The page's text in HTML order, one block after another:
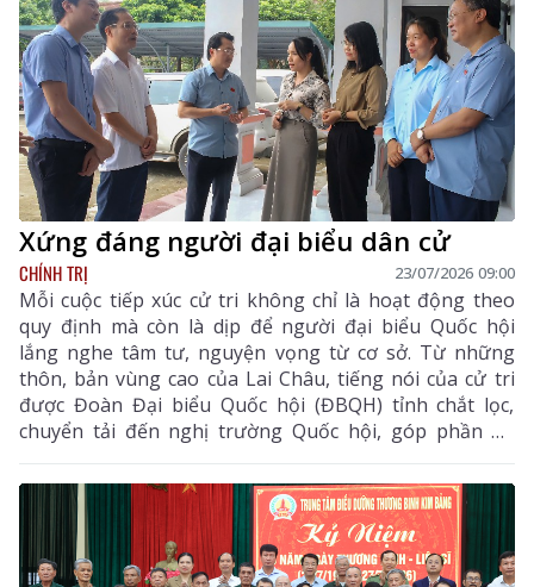
Xứng đáng người đại biểu dân cử
CHÍNH TRỊ 23/07/2026 09:00
Mỗi cuộc tiếp xúc cử tri không chỉ là hoạt động theo
quy định mà còn là dịp để người đại biểu Quốc hội
lắng nghe tâm tư, nguyện vọng từ cơ sở. Từ những
thôn, bản vùng cao của Lai Châu, tiếng nói của cử tri
được Đoàn Đại biểu Quốc hội (ĐBQH) tỉnh chắt lọc,
chuyển tải đến nghị trường Quốc hội, góp phần để
những quyết sách ngày càng sát thực tiễn, đáp ứng
nguyện vọng chính đáng của nhân dân.